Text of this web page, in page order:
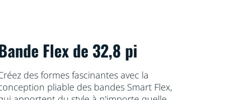
Flex de 32,8 pi
des formes fascinantes avec la
pliable des bandes Smart Flex,